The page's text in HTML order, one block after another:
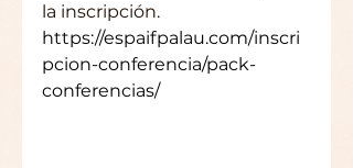
la inscripción.
https://espaifpalau.com/inscri
pcion-conferencia/pack-
conferencias/